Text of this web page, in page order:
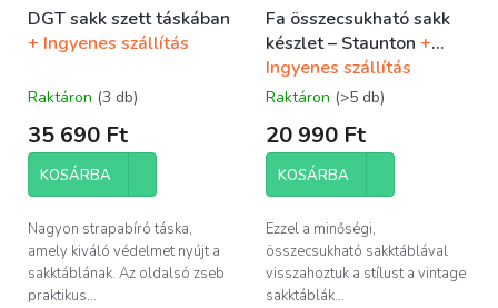
e
t
á
DGT sakk szett táskában
+ Ingyenes szállítás
Raktáron (3 db)
35 690 Ft
KOSÁRBA
Nagyon strapabíró táska,
amely kiváló védelmet nyújt a
sakktáblának. Az oldalsó zseb
praktikus...
Fa összecsukható sakk
készlet – Staunton +
Ingyenes szállítás
Raktáron (>5 db)
20 990 Ft
KOSÁRBA
Ezzel a minőségi,
összecsukható sakktáblával
visszahoztuk a stílust a vintage
sakktáblák...